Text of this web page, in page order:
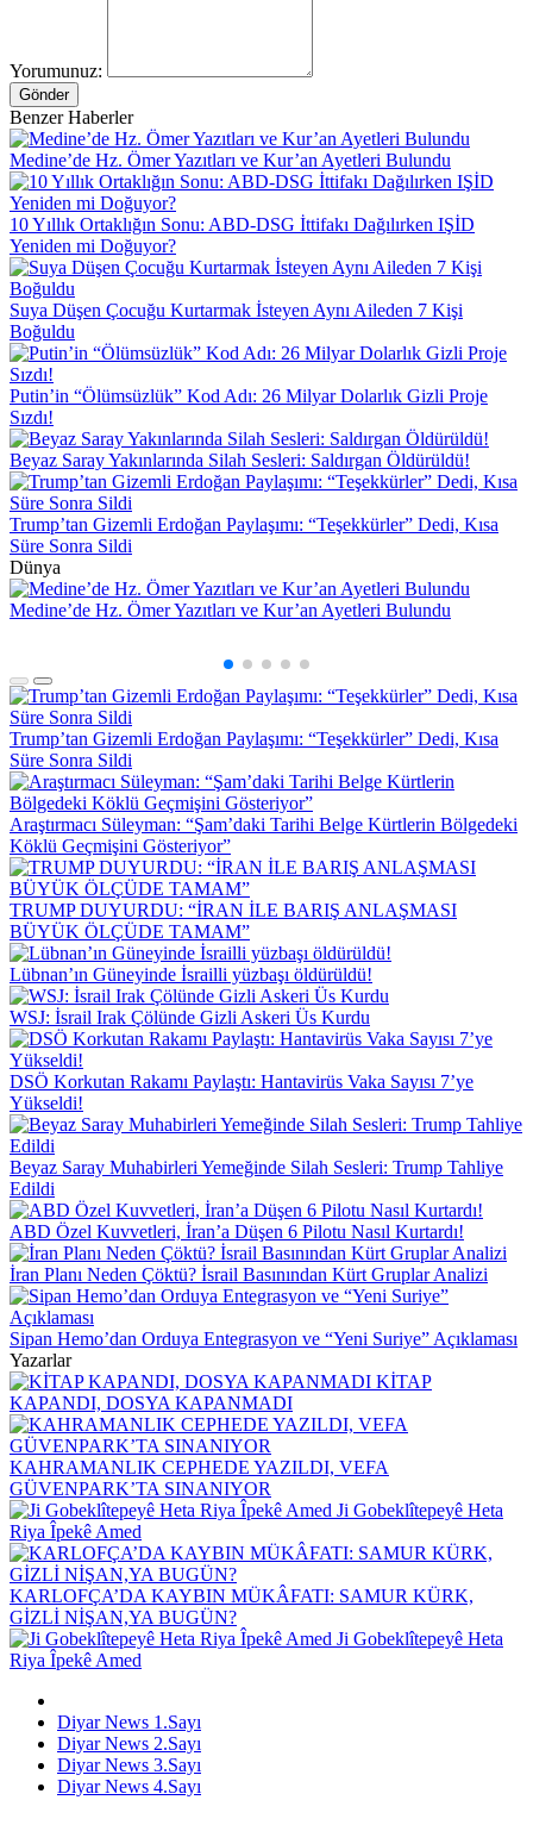
Yorumunuz:
Gönder
Benzer Haberler
Medine’de Hz. Ömer Yazıtları ve Kur’an Ayetleri Bulundu
10 Yıllık Ortaklığın Sonu: ABD-DSG İttifakı Dağılırken IŞİD
Yeniden mi Doğuyor?
Suya Düşen Çocuğu Kurtarmak İsteyen Aynı Aileden 7 Kişi
Boğuldu
Putin’in “Ölümsüzlük” Kod Adı: 26 Milyar Dolarlık Gizli Proje
Sızdı!
Beyaz Saray Yakınlarında Silah Sesleri: Saldırgan Öldürüldü!
Trump’tan Gizemli Erdoğan Paylaşımı: “Teşekkürler” Dedi, Kısa
Süre Sonra Sildi
Dünya
Medine’de Hz. Ömer Yazıtları ve Kur’an Ayetleri Bulundu
Trump’tan Gizemli Erdoğan Paylaşımı: “Teşekkürler” Dedi, Kısa
Süre Sonra Sildi
Araştırmacı Süleyman: “Şam’daki Tarihi Belge Kürtlerin Bölgedeki
Köklü Geçmişini Gösteriyor”
TRUMP DUYURDU: “İRAN İLE BARIŞ ANLAŞMASI
BÜYÜK ÖLÇÜDE TAMAM”
Lübnan’ın Güneyinde İsrailli yüzbaşı öldürüldü!
WSJ: İsrail Irak Çölünde Gizli Askeri Üs Kurdu
DSÖ Korkutan Rakamı Paylaştı: Hantavirüs Vaka Sayısı 7’ye
Yükseldi!
Beyaz Saray Muhabirleri Yemeğinde Silah Sesleri: Trump Tahliye
Edildi
ABD Özel Kuvvetleri, İran’a Düşen 6 Pilotu Nasıl Kurtardı!
İran Planı Neden Çöktü? İsrail Basınından Kürt Gruplar Analizi
Sipan Hemo’dan Orduya Entegrasyon ve “Yeni Suriye” Açıklaması
Yazarlar
KİTAP
KAPANDI, DOSYA KAPANMADI
KAHRAMANLIK CEPHEDE YAZILDI, VEFA
GÜVENPARK’TA SINANIYOR
Ji Gobeklîtepeyê Heta
Riya Îpekê Amed
KARLOFÇA’DA KAYBIN MÜKÂFATI: SAMUR KÜRK,
GİZLİ NİŞAN,YA BUGÜN?
Ji Gobeklîtepeyê Heta
Riya Îpekê Amed
Diyar News 1.Sayı
Diyar News 2.Sayı
Diyar News 3.Sayı
Diyar News 4.Sayı